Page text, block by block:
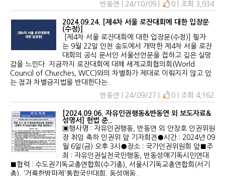
반동연 | 24/10/09 |
0 | 조회 3,934
2024.09.24. [제4차 서울 로잔대회에 대한 입장문
(수정)]
[제4차 서울 로잔대회에 대한 입장문(수정)] 필자
는 9월 22일 인천 송도에서 개막한 제4차 서울 로잔
대회의 공식 문서인 서울선언문을 접하고 깊은 실망
감을 느낀다. 지금까지 로잔대회에 대해 세계교회협의회(World
Council of Churches, WCC)와의 차별화가 제대로 이뤄지지 않고 있
는 점과 차별금지법을 반대한다는..
반동연 | 24/09/27 |
0 | 조회 4,162
[2024.09.06. 자유인권행동&반동연 외 보도자료&
성명서] 헌법 준..
▣행사명 : 자유인권행동, 반동연 외 안창호 인권위원
장 취임 축하 인권위 앞 기자회견●시간 : 2024년 09
월 6일(금) 오후 3시●장소 : 국가인권위원회 앞■주
최 : 자유인권실천국민행동, 반동성애기독시민연대
■협력 : 수도권기독교총연합회(수기총), 서울시기독교총연합회(서기
총), '거룩한방파제'통합국민대회, 동성애동..